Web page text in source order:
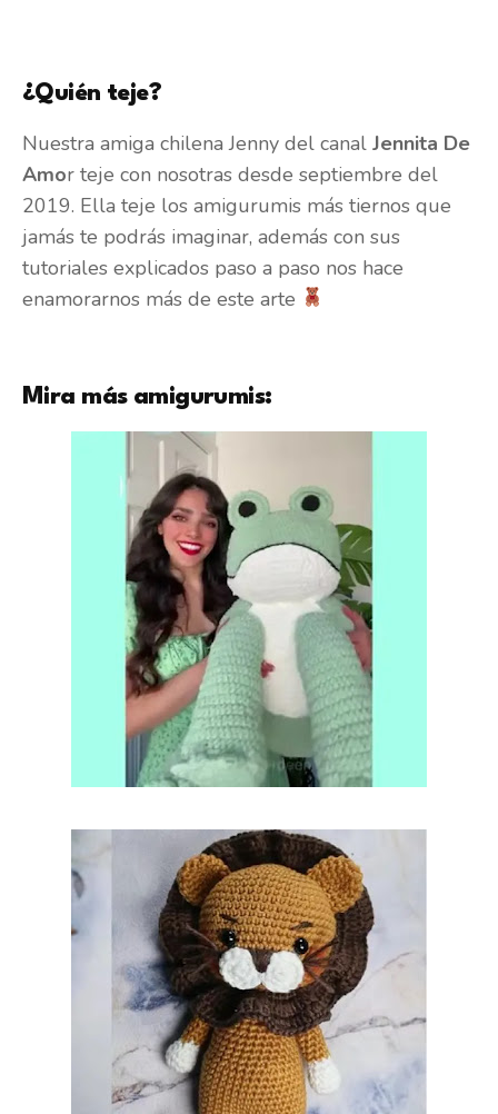
¿Quién teje?
Nuestra amiga chilena Jenny del canal Jennita De
Amor teje con nosotras desde septiembre del
2019. Ella teje los amigurumis más tiernos que
jamás te podrás imaginar, además con sus
tutoriales explicados paso a paso nos hace
enamorarnos más de este arte
Mira más amigurumis: